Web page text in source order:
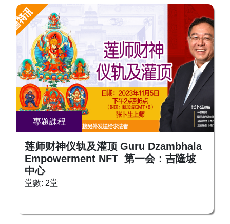
达500多种。 课程费用：SGD 150 OOSS智慧生
命教练一级、佛密一级、生与死技术一年级、VIP
学员可免费参加。 立即报名，跟随上师学习坚固
念佛信心，转化光明不退功德！ 报名热线 新加坡/
其他国家： +65 8666 5557， +65 9388 1439,
+65 9297 0989 新加坡与其他国家微信：
Zeoanegoh （昀玲）,ooss_SG （方莹） Origin of
Self 官方网站： www.originofself.com 百年教育学
院：wisdom.oossglobal.com [Youtube] OOSS -
Origin of Self [f] OOSS.SG OOSS.MY
OOSS.TAIPEI OOSS.HK OOSS.CANADA
OOSS.USA 🌟五汇念佛古法传承🌟 破除迷障 有效
念佛 2024年7月12日, 星期五, 730PM - 930PM 新
加坡地点：Ubi Techpark Lobby A #02-01
S408564 现场及网络直播 （新加坡 GMT+8)： 链
的道路要走！ 看看怎么走？ 且听有四十年孜孜不
倦地寻觅和实证经验的一个佛陀好徒弟张卜生教
授，根据宗喀巴大师《三主要道论》，来传授我们
三主要道路！ 这将是一个千载难逢的机会！ 千万
莫错过！ 课程免费，随缘打赏，😁！ 日期：2024
年7月6日，星期六 第一堂课：1PM-3PM 第二堂
课：4PM-6PM 第三堂课：8PM-10PM 其余的课堂
日期待定，另行通知。 地点：各地中心道场 现场
主讲在新加坡道场 - Ubi Techpark Lobby A #02-01
S408564 网络直播：
wisdom.oossglobal.com/live 凡是有意报名的大
众，请立即报名以便加入修法群组！相关辅助教材
也会在修法群组公布。 报名热线 新加坡/其他国
家： +65 8666 5557， +65 9388 1439, +65 9297
0989 台湾台北： +886 972 466 998， +886 2
2218 7073 台湾台南：+886 983 630 546 马来西
+852 93093958 加拿大：+1 778 325 8873,
專題課程
莲师财神仪轨及灌顶 Guru Dzambhala
Empowerment NFT 第一会：吉隆坡
中心
堂數: 2堂